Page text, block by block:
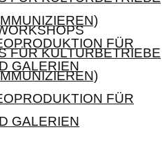
FÜR
GALERIEN
FÜR KULTURBETRIEBE
FÜR
GALERIEN